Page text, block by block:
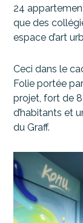
24
que des
espace d’art
Ceci dans le
Folie portée
projet, fort de
d’habitants et
du Graff.